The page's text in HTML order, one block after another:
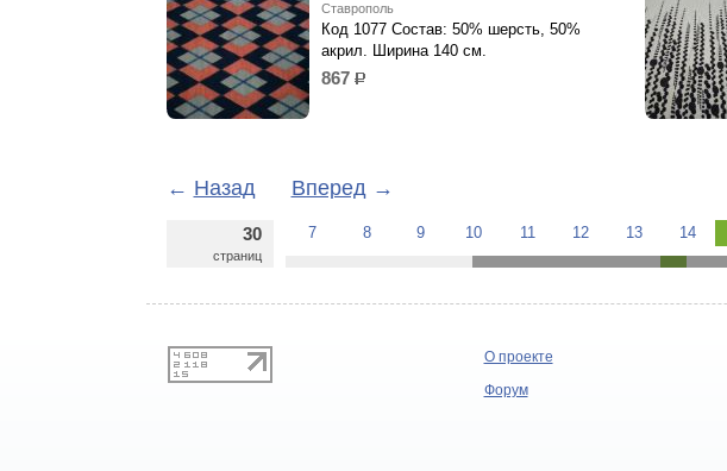
Ставрополь
Код 1077 Состав: 50% шерсть, 50%
акрил. Ширина 140 см.
867 р.
← Назад Вперед→
30
страниц
7 8 9 10 11 12 13 14
О проекте
Форум